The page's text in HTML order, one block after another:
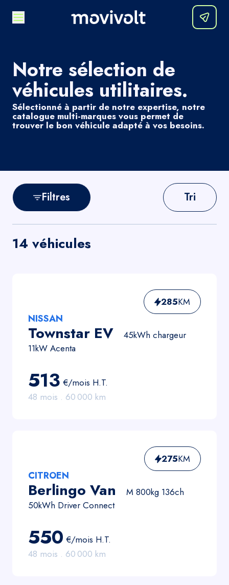
Notre sélection de
véhicules utilitaires.
Sélectionné à partir de notre expertise, notre
catalogue multi-marques vous permet de
trouver le bon véhicule adapté à vos besoins.
Filtres Tri
14 véhicules
285KM
NISSAN
Townstar EV
45kWh chargeur
11kW Acenta
513 €/mois H.T.
48 mois . 60 000 km
275KM
CITROEN
Berlingo Van
M 800kg 136ch
50kWh Driver Connect
550 €/mois H.T.
48 mois . 60 000 km